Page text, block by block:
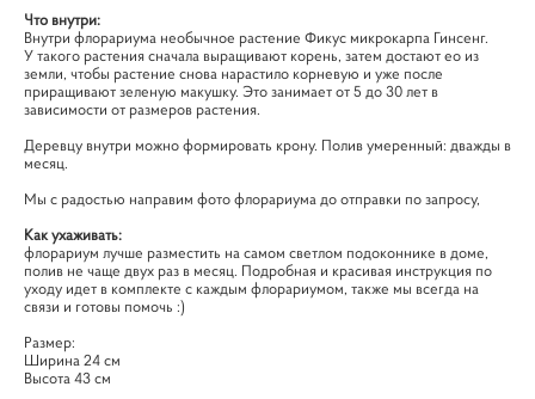
Что внутри:
Внутри флорариума необычное растение Фикус микрокарпа Гинсенг.
У такого растения сначала выращивают корень, затем достают ео из
земли, чтобы растение снова нарастило корневую и уже после
приращивают зеленую макушку. Это занимает от 5 до 30 лет в
зависимости от размеров растения.
Деревцу внутри можно формировать крону. Полив умеренный: дважды в
месяц.
Мы с радостью направим фото флорариума до отправки по запросу,
Как ухаживать:
флорариум лучше разместить на самом светлом подоконнике в доме,
полив не чаще двух раз в месяц. Подробная и красивая инструкция по
уходу идет в комплекте с каждым флорариумом, также мы всегда на
связи и готовы помочь :)
Размер:
Ширина 24 см
Высота 43 см